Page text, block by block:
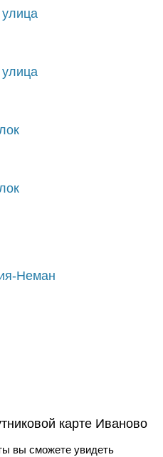
Неман
карте Иваново
вы сможете увидеть